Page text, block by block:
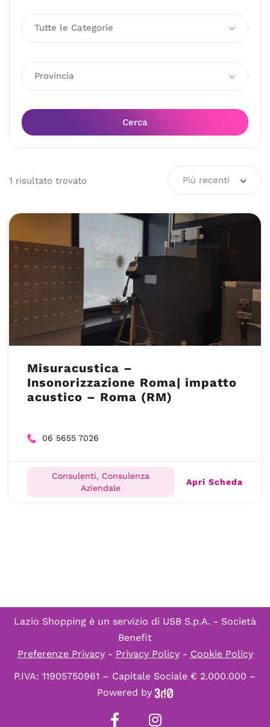
Tutte le Categorie
Provincia
Cerca
1 risultato trovato Più recenti
Misuracustica –
Insonorizzazione Roma| impatto
acustico – Roma (RM)
06 5655 7026
Consulenti, Consulenza
Aziendale
Apri Scheda
Lazio Shopping è un servizio di USB S.p.A. - Società
Benefit
Preferenze Privacy- Privacy Policy- Cookie Policy
P.IVA: 11905750961 – Capitale Sociale € 2.000.000 –
Powered by